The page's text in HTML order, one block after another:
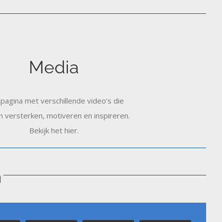
Media
met verschillende video’s die
versterken, motiveren en inspireren.
Bekijk het hier.